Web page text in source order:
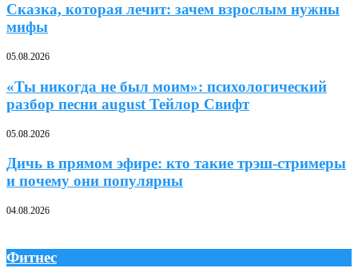
Сказка, которая лечит: зачем взрослым нужны
мифы
05.08.2026
«Ты никогда не был моим»: психологический
разбор песни august Тейлор Свифт
05.08.2026
Дичь в прямом эфире: кто такие трэш-стримеры
и почему они популярны
04.08.2026
Фитнес